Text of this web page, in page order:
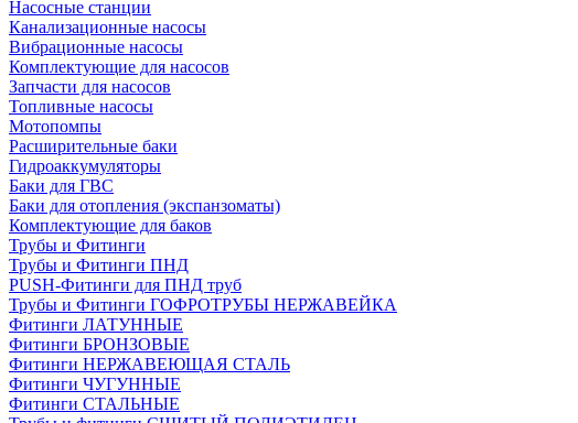
Насосные станции
Канализационные насосы
Вибрационные насосы
Комплектующие для насосов
Запчасти для насосов
Топливные насосы
Мотопомпы
Расширительные баки
Гидроаккумуляторы
Баки для ГВС
Баки для отопления (экспанзоматы)
Комплектующие для баков
Трубы и Фитинги
Трубы и Фитинги ПНД
PUSH-Фитинги для ПНД труб
Трубы и Фитинги ГОФРОТРУБЫ НЕРЖАВЕЙКА
Фитинги ЛАТУННЫЕ
Фитинги БРОНЗОВЫЕ
Фитинги НЕРЖАВЕЮЩАЯ СТАЛЬ
Фитинги ЧУГУННЫЕ
Фитинги СТАЛЬНЫЕ